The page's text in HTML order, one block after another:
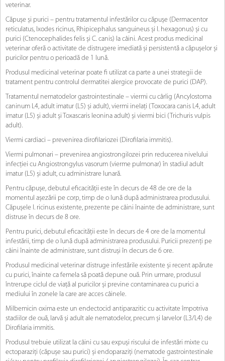
veterinar.
Căpușe și purici – pentru tratamentul infestărilor cu căpușe (Dermacentor
reticulatus, Ixodes ricinus, Rhipicephalus sanguineus și I. hexagonus) și cu
purici (Ctenocephalides felis și C. canis) la câini. Acest produs medicinal
veterinar oferă o activitate de distrugere imediată și persistentă a căpușelor și
puricilor pentru o perioadă de 1 lună.
Produsul medicinal veterinar poate fi utilizat ca parte a unei strategii de
tratament pentru controlul dermatitei alergice provocate de purici (DAP).
Tratamentul nematodelor gastrointestinale – viermi cu cârlig (Ancylostoma
caninum L4, adult imatur (L5) și adult), viermi inelați (Toxocara canis L4, adult
imatur (L5) și adult și Toxascaris leonina adult) și viermi bici (Trichuris vulpis
adult).
Viermi cardiaci – prevenirea dirofilariozei (Dirofilaria immitis).
Viermi pulmonari – prevenirea angiostrongilozei prin reducerea nivelului
infecției cu Angiostrongylus vasorum (vierme pulmonar) în stadiul adult
imatur (L5) și adult, cu administrare lunară.
Pentru căpușe, debutul eficacității este în decurs de 48 de ore de la
momentul așezării pe corp, timp de o lună după administrarea produsului.
Căpușele I. ricinus existente, prezente pe câini înainte de administrare, sunt
distruse în decurs de 8 ore.
Pentru purici, debutul eficacității este în decurs de 4 ore de la momentul
infestării, timp de o lună după administrarea produsului. Puricii prezenți pe
câini înainte de administrare, sunt distruși în decurs de 6 ore.
Produsul medicinal veterinar distruge infestările existente și recent apărute
cu purici, înainte ca femela să poată depune ouă. Prin urmare, produsul
întrerupe ciclul de viață al puricilor și previne contaminarea cu purici a
mediului în zonele la care are acces câinele.
Milbemicin oxima este un endectocid antiparazitic cu activitate împotriva
stadiilor de ouă, larvă și adult ale nematodelor, precum și larvelor (L3/L4) de
Dirofilaria immitis.
Produsul trebuie utilizat la câini cu sau expuși riscului de infestări mixte cu
ectoparaziți (căpușe sau purici) și endoparaziți (nematode gastrointestinale